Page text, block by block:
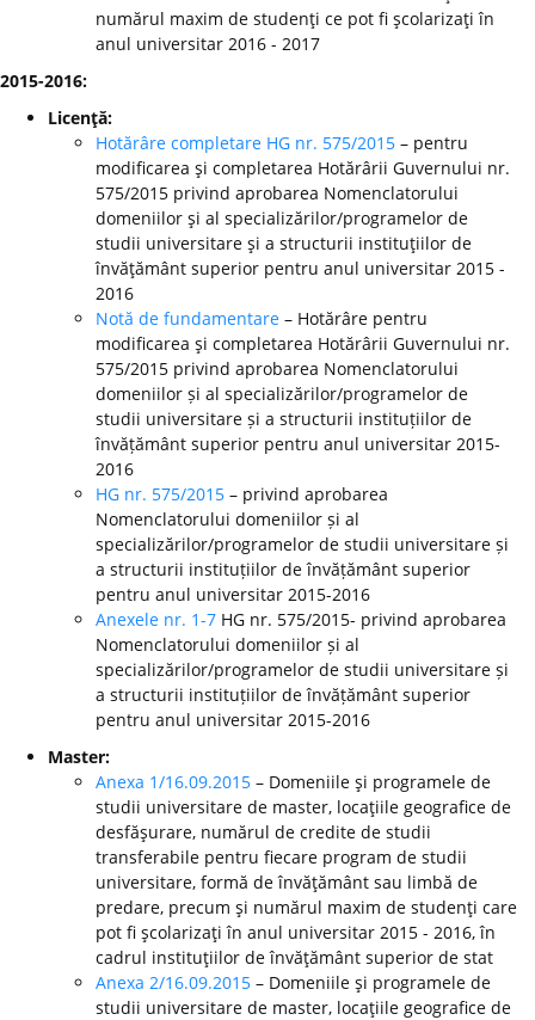
numărul maxim de studenţi ce pot fi şcolarizaţi în
anul universitar 2016 - 2017
2015-2016:
Licenţă:
Hotărâre completare HG nr. 575/2015 – pentru
modificarea şi completarea Hotărârii Guvernului nr.
575/2015 privind aprobarea Nomenclatorului
domeniilor şi al specializărilor/programelor de
studii universitare şi a structurii instituţiilor de
învăţământ superior pentru anul universitar 2015 -
2016
Notă de fundamentare – Hotărâre pentru
modificarea şi completarea Hotărârii Guvernului nr.
575/2015 privind aprobarea Nomenclatorului
domeniilor și al specializărilor/programelor de
studii universitare și a structurii instituțiilor de
învățământ superior pentru anul universitar 2015-
2016
HG nr. 575/2015 – privind aprobarea
Nomenclatorului domeniilor și al
specializărilor/programelor de studii universitare și
a structurii instituțiilor de învățământ superior
pentru anul universitar 2015-2016
Anexele nr. 1-7 HG nr. 575/2015- privind aprobarea
Nomenclatorului domeniilor și al
specializărilor/programelor de studii universitare și
a structurii instituțiilor de învățământ superior
pentru anul universitar 2015-2016
Master:
Anexa 1/16.09.2015 – Domeniile şi programele de
studii universitare de master, locaţiile geografice de
desfăşurare, numărul de credite de studii
transferabile pentru fiecare program de studii
universitare, formă de învăţământ sau limbă de
predare, precum şi numărul maxim de studenţi care
pot fi şcolarizaţi în anul universitar 2015 - 2016, în
cadrul instituţiilor de învăţământ superior de stat
Anexa 2/16.09.2015 – Domeniile şi programele de
studii universitare de master, locaţiile geografice de